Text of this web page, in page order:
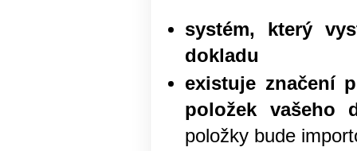
systém, který
dokladu
existuje značení
položek vašeho
položky bude